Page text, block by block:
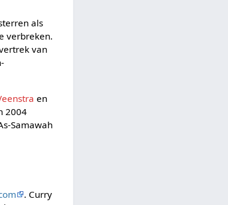
als
verbreken.
van
en
2004
Samawah
. Curry